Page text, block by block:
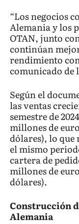
“Los negocios
Alemania y los
OTAN, junto
continúan
rendimiento
comunicado de
Según el
las ventas
semestre de
millones de
dólares), lo que
el mismo
cartera de
millones de
dólares).
Construcción
Alemania